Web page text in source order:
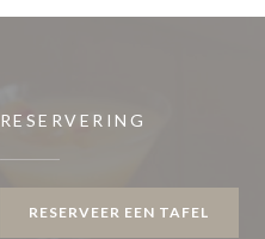
RESERVERING
RESERVEER EEN TAFEL